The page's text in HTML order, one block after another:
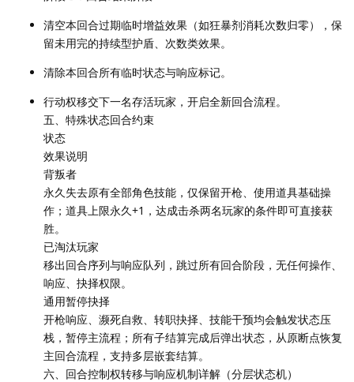
清空本回合过期临时增益效果（如狂暴剂消耗次数归零），保
留未用完的持续型护盾、次数类效果。
清除本回合所有临时状态与响应标记。
行动权移交下一名存活玩家，开启全新回合流程。
五、特殊状态回合约束
状态
效果说明
背叛者
永久失去原有全部角色技能，仅保留开枪、使用道具基础操
作；道具上限永久+1，达成击杀两名玩家的条件即可直接获
胜。
已淘汰玩家
移出回合序列与响应队列，跳过所有回合阶段，无任何操作、
响应、抉择权限。
通用暂停抉择
开枪响应、濒死自救、转职抉择、技能干预均会触发状态压
栈，暂停主流程；所有子结算完成后弹出状态，从原断点恢复
主回合流程，支持多层嵌套结算。
六、回合控制权转移与响应机制详解（分层状态机）